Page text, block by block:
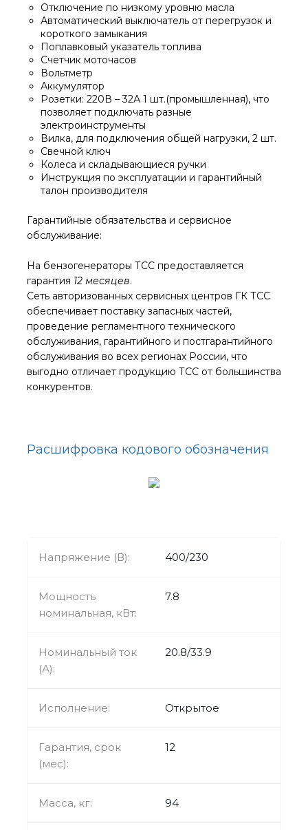
Отключение по низкому уровню масла
Автоматический выключатель от перегрузок и
короткого замыкания
Поплавковый указатель топлива
Счетчик моточасов
Вольтметр
Аккумулятор
Розетки: 220В – 32А 1 шт.(промышленная), что
позволяет подключать разные
электроинструменты
Вилка, для подключения общей нагрузки, 2 шт.
Свечной ключ
Колеса и складывающиеся ручки
Инструкция по эксплуатации и гарантийный
талон производителя
Гарантийные обязательства и сервисное
обслуживание:
На бензогенераторы ТСС предоставляется
гарантия 12 месяцев.
Cеть авторизованных сервисных центров ГК ТСС
обеспечивает поставку запасных частей,
проведение регламентного технического
обслуживания, гарантийного и постгарантийного
обслуживания во всех регионах России, что
выгодно отличает продукцию ТСС от большинства
конкурентов.
Расшифровка кодового обозначения
Напряжение (В): 400/230
Мощность
номинальная, кВт:
7.8
Номинальный ток
(А):
20.8/33.9
Исполнение: Открытое
Гарантия, срок
(мес):
12
Масса, кг: 94